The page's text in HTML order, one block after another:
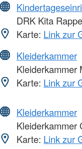
DRK Kita
Karte: Link zur
Kleiderkammer
Kleiderkammer
Karte: Link zur
Kleiderkammer
Kleiderkammer
Karte: Link zur